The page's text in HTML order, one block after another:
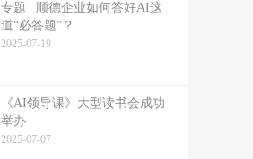
专题 | 顺德企业如何答好AI这
道“必答题”？
2025-07-19
《AI领导课》大型读书会成功
举办
2025-07-07